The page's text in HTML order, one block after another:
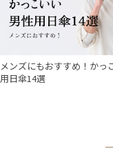
メンズにもおすすめ！かっ
用日傘14選